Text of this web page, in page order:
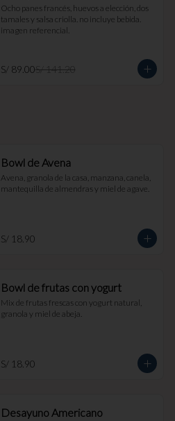
Ocho panes francés, huevos a elección, dos
tamales y salsa criolla. no incluye bebida.
imagen referencial.
S/ 89.00S/ 141.20
Bowl de Avena
Avena, granola de la casa, manzana, canela,
mantequilla de almendras y miel de agave.
S/ 18.90
Bowl de frutas con yogurt
Mix de frutas frescas con yogurt natural,
granola y miel de abeja.
S/ 18.90
Desayuno Americano